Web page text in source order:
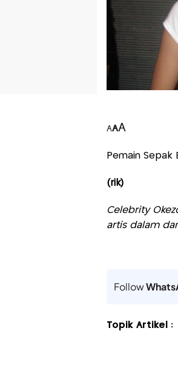
AAA
Pemain Sepak
(rik)
Celebrity
artis dalam
Follow
Topik Artikel :